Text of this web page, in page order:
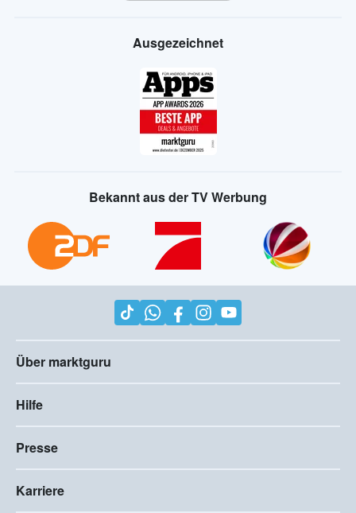
Ausgezeichnet
Bekannt aus der TV Werbung
Über marktguru
Hilfe
Presse
Karriere